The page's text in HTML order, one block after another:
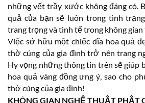
những vết trầy xước không đáng có.
quả của bạn sẽ luôn trong tình
trang trọng và tinh tế trong không gian
Việc sở hữu một chiếc dĩa hoa quả
thờ cúng của gia đình trở nên trang
Hy vọng những thông tin trên sẽ giúp
hoa quả vàng đồng ưng ý, sao cho
thờ cúng của gia đình!
KHÔNG GIAN NGHỆ THUẬT PHẬT